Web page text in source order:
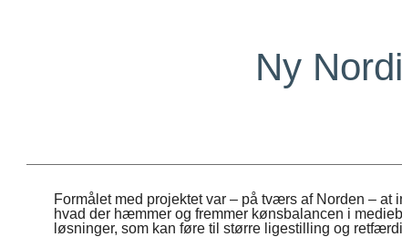
Ny
Formålet med projektet var – på tværs af Norden – at
hvad der hæmmer og fremmer kønsbalancen i
løsninger, som kan føre til større ligestilling og